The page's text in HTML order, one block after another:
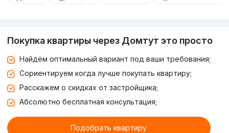
Покупка квартиры через Домтут это просто
Найдём оптимальный вариант под ваши требования;
Сориентируем когда лучше покупать квартиру;
Расскажем о скидках от застройщика;
Абсолютно бесплатная консультация;
Подобрать квартиру